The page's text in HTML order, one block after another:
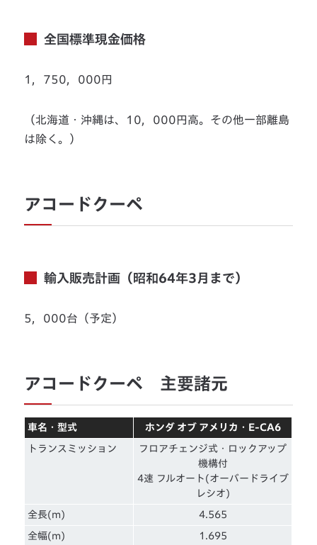
全国標準現金価格
1，750，000円
（北海道・沖縄は、10，000円高。その他一部離島
は除く。）
アコードクーペ
輸入販売計画（昭和64年3月まで）
5，000台（予定）
アコードクーペ 主要諸元
車名・型式 ホンダ オブ アメリカ・E-CA6
トランスミッション
フロアチェンジ式・ロックアップ
機構付
4速 フルオート(オーバードライブ
レシオ)
全長(m) 4.565
全幅(m) 1.695